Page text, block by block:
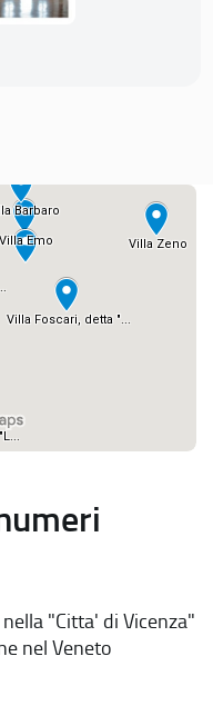
"Citta' di Vicenza"
nel Veneto